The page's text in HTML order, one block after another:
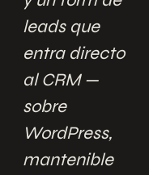
leads que
entra directo
al CRM —
sobre
WordPress,
mantenible